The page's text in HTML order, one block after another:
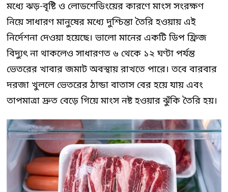
মধ্যে ঝড়-বৃষ্টি ও লোডশেডিংয়ের কারণে মাংস সংরক্ষণ
নিয়ে সাধারণ মানুষের মধ্যে দুশ্চিন্তা তৈরি হওয়ায় এই
নির্দেশনা দেওয়া হয়েছে। ভালো মানের একটি ডিপ ফ্রিজ
বিদ্যুৎ না থাকলেও সাধারণত ৬ থেকে ১২ ঘণ্টা পর্যন্ত
ভেতরের খাবার জমাট অবস্থায় রাখতে পারে। তবে বারবার
দরজা খুললে ভেতরের ঠান্ডা বাতাস বের হয়ে যায় এবং
তাপমাত্রা দ্রুত বেড়ে গিয়ে মাংস নষ্ট হওয়ার ঝুঁকি তৈরি হয়।